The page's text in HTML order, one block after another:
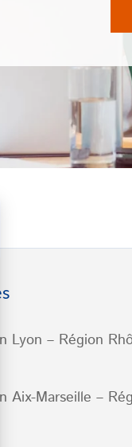
Lyon – Région
Aix-Marseille –